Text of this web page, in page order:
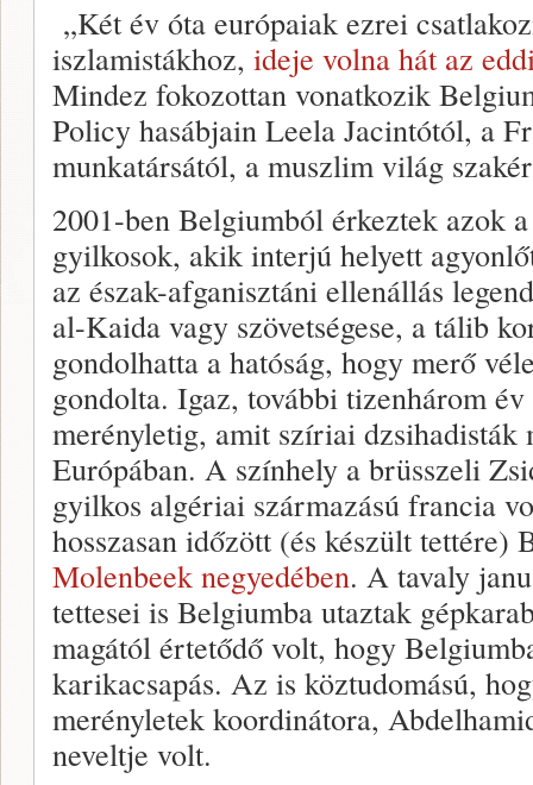
„Két év óta európaiak ezrei
iszlamistákhoz, ideje volna hát az
Mindez fokozottan vonatkozik
Policy hasábjain Leela Jacintótól, a
munkatársától, a muszlim világ
2001-ben Belgiumból érkeztek azok
gyilkosok, akik interjú helyett
az észak-afganisztáni ellenállás
al-Kaida vagy szövetségese, a tálib
gondolhatta a hatóság, hogy merő
gondolta. Igaz, további tizenhárom
merényletig, amit szíriai dzsihadisták
Európában. A színhely a brüsszeli
gyilkos algériai származású francia
hosszasan időzött (és készült tettére)
Molenbeek negyedében. A tavaly
tettesei is Belgiumba utaztak
magától értetődő volt, hogy
karikacsapás. Az is köztudomású,
merényletek koordinátora,
neveltje volt.